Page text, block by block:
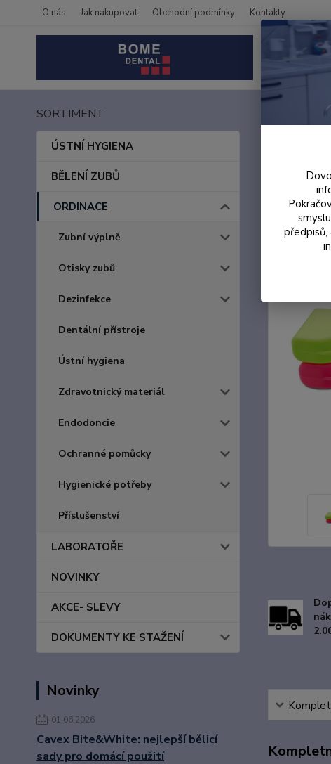
O nás Jak nakupovat Obchodní podmínky Kontakty
SORTIMENT
ÚSTNÍ HYGIENA
BĚLENÍ ZUBŮ
ORDINACE
Zubní výplně
Otisky zubů
Dezinfekce
Dentální přístroje
Ústní hygiena
Zdravotnický materiál
Endodoncie
Ochranné pomůcky
Hygienické potřeby
Příslušenství
LABORATOŘE
NOVINKY
AKCE- SLEVY
DOKUMENTY KE STAŽENÍ
Novinky
01.06.2026
Cavex Bite&White: nejlepší bělicí
sady pro domácí použití
předpisů,